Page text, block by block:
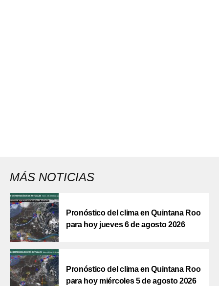
MÁS NOTICIAS
Pronóstico del clima en Quintana Roo
para hoy jueves 6 de agosto 2026
Pronóstico del clima en Quintana Roo
para hoy miércoles 5 de agosto 2026